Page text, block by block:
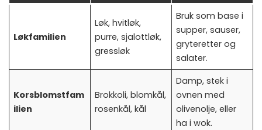
Løkfamilien
Løk, hvitløk,
purre, sjalottløk,
gressløk
Bruk som base i
supper, sauser,
gryteretter og
salater.
Korsblomstfam
ilien
Brokkoli, blomkål,
rosenkål, kål
Damp, stek i
ovnen med
olivenolje, eller
ha i wok.